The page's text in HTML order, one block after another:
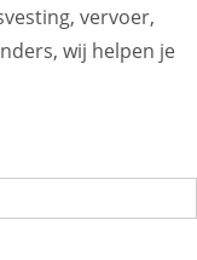
vervoer,
wij helpen je